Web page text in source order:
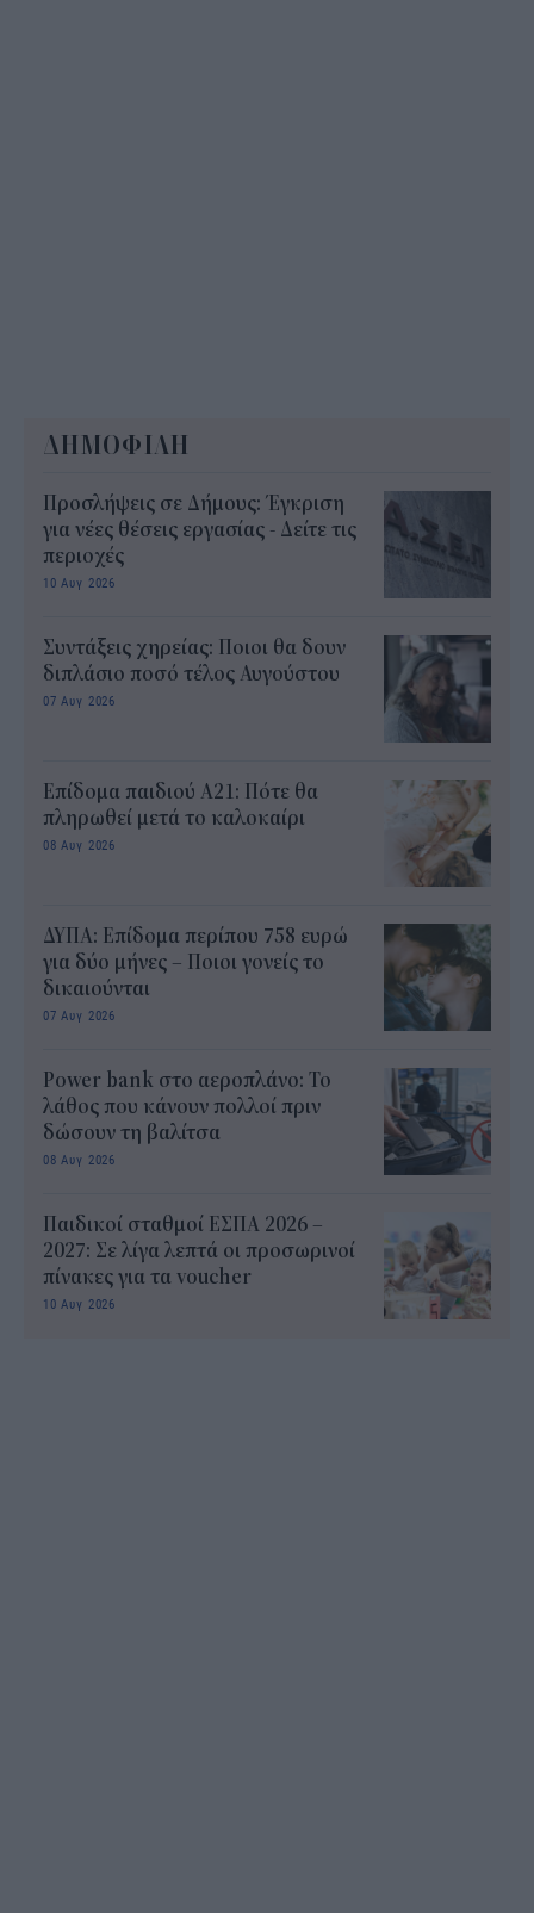
ΔΗΜΟΦΙΛΗ
Προσλήψεις σε Δήμους: Έγκριση
για νέες θέσεις εργασίας - Δείτε τις
περιοχές
10 Αυγ 2026
Συντάξεις χηρείας: Ποιοι θα δουν
διπλάσιο ποσό τέλος Αυγούστου
07 Αυγ 2026
Επίδομα παιδιού Α21: Πότε θα
πληρωθεί μετά το καλοκαίρι
08 Αυγ 2026
ΔΥΠΑ: Επίδομα περίπου 758 ευρώ
για δύο μήνες – Ποιοι γονείς το
δικαιούνται
07 Αυγ 2026
Power bank στο αεροπλάνο: Το
λάθος που κάνουν πολλοί πριν
δώσουν τη βαλίτσα
08 Αυγ 2026
Παιδικοί σταθμοί ΕΣΠΑ 2026 –
2027: Σε λίγα λεπτά οι προσωρινοί
πίνακες για τα voucher
10 Αυγ 2026